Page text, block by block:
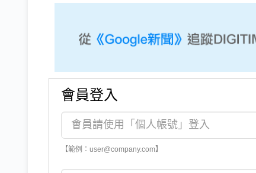
會員登入
【範例：user@company.com】